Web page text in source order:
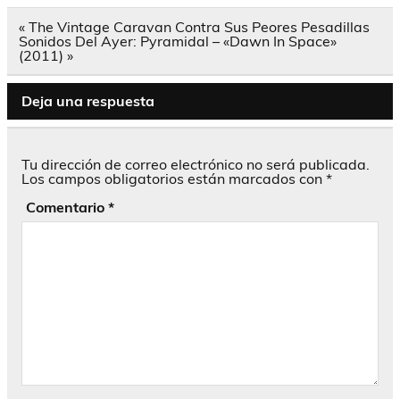
Navegación
de
entradas
« The Vintage Caravan Contra Sus Peores Pesadillas
Sonidos Del Ayer: Pyramidal – «Dawn In Space»
(2011) »
Deja una respuesta
Tu dirección de correo electrónico no será publicada.
Los campos obligatorios están marcados con *
Comentario *